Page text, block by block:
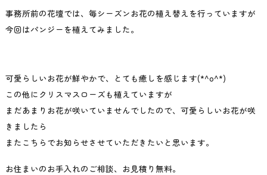
事務所前の花壇では、毎シーズンお花の植え替えを行っていますが
今回はパンジーを植えてみました。
可愛らしいお花が鮮やかで、とても癒しを感じます(*^o^*)
この他にクリスマスローズも植えていますが
まだあまりお花が咲いていませんでしたので、可愛らしいお花が咲
きましたら
またこちらでお知らせさせていただきたいと思います。
お住まいのお手入れのご相談、お見積り無料。